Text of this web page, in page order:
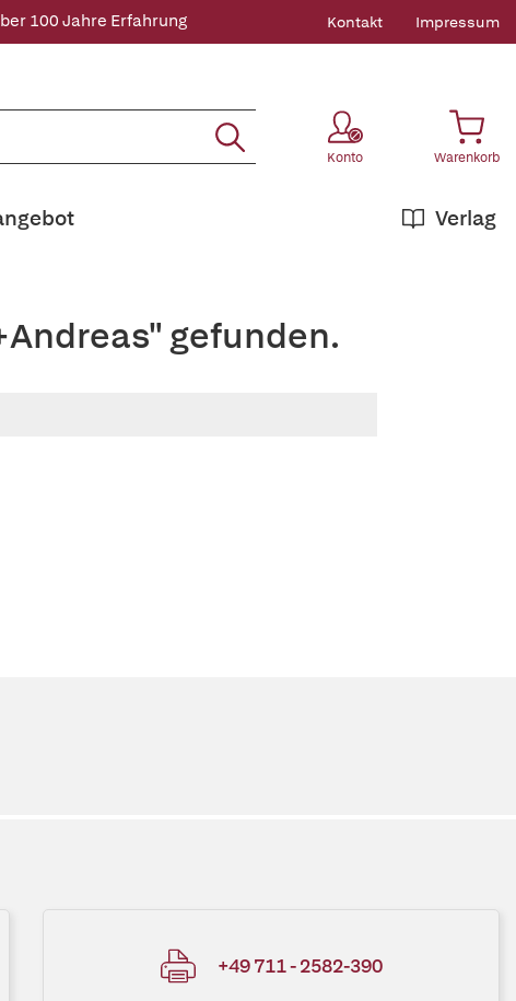
100 Jahre Erfahrung Kontakt Impressum
Konto Warenkorb
Verlag
gefunden.
+49 711 - 2582-390